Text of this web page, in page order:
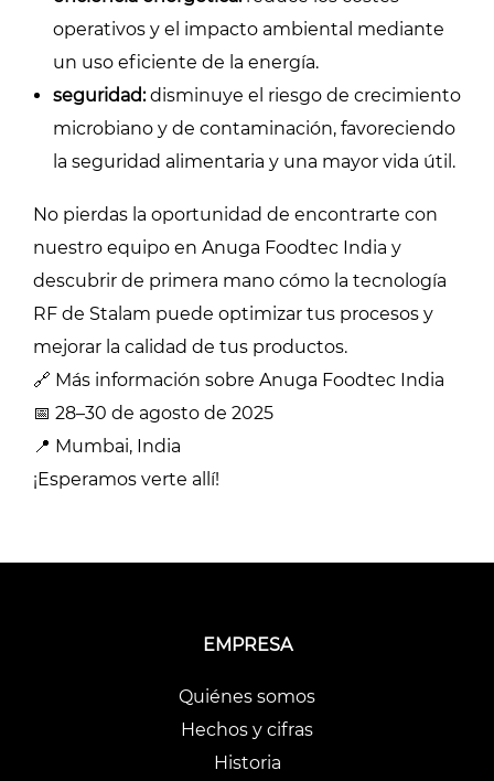
operativos y el impacto ambiental mediante
un uso eficiente de la energía.
seguridad:disminuye el riesgo de crecimiento
microbiano y de contaminación, favoreciendo
la seguridad alimentaria y una mayor vida útil.
No pierdas la oportunidad de encontrarte con
nuestro equipo en Anuga Foodtec India y
descubrir de primera mano cómo la tecnología
RF de Stalam puede optimizar tus procesos y
mejorar la calidad de tus productos.
🔗 Más información sobre Anuga Foodtec India
📅 28–30 de agosto de 2025
📍 Mumbai, India
¡Esperamos verte allí!
EMPRESA
Quiénes somos
Hechos y cifras
Historia